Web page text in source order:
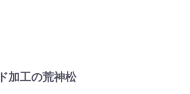
加工の荒神松